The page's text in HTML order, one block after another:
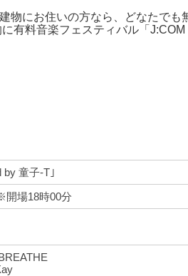
にお住いの方なら、どなたでも
有料音楽フェスティバル「
by 童子-T｣
場18時00分